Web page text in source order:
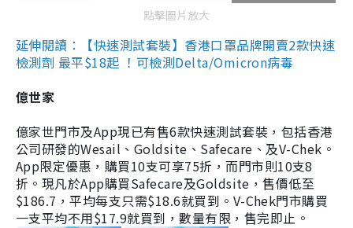
點擊圖片放大
延伸閱讀：【快速測試套裝】香港口罩品牌開賣2款快速
檢測劑 最平$18起 ！可檢測Delta/Omicron病毒
億世家
億家世門市及App現已有售6款快速測試套裝，包括香港
公司研發的Wesail、Goldsite、Safecare、及V-Chek。
App限定優惠，購買10支可享75折，而門市則10支8
折。現凡於App購買Safecare及Goldsite，售價低至
$186.7，平均每支只需$18.6就買到。V-Chek門市購買
一支平均不用$17.9就買到，數量有限，售完即止。